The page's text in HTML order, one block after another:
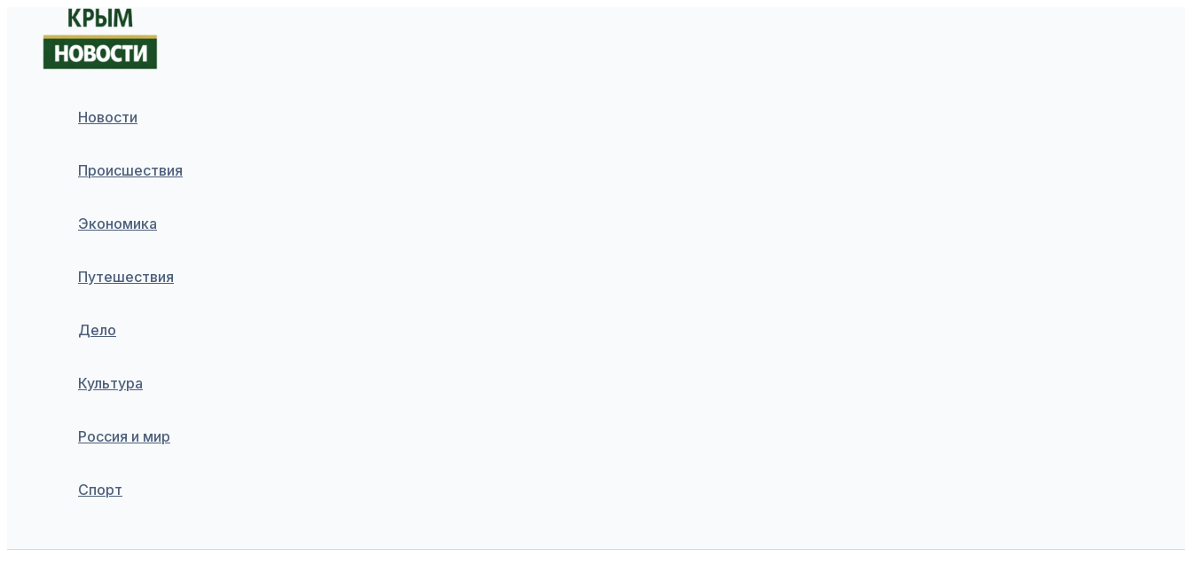
содержимому
Новости
Происшествия
Экономика
Путешествия
Дело
Культура
Россия и мир
Спорт